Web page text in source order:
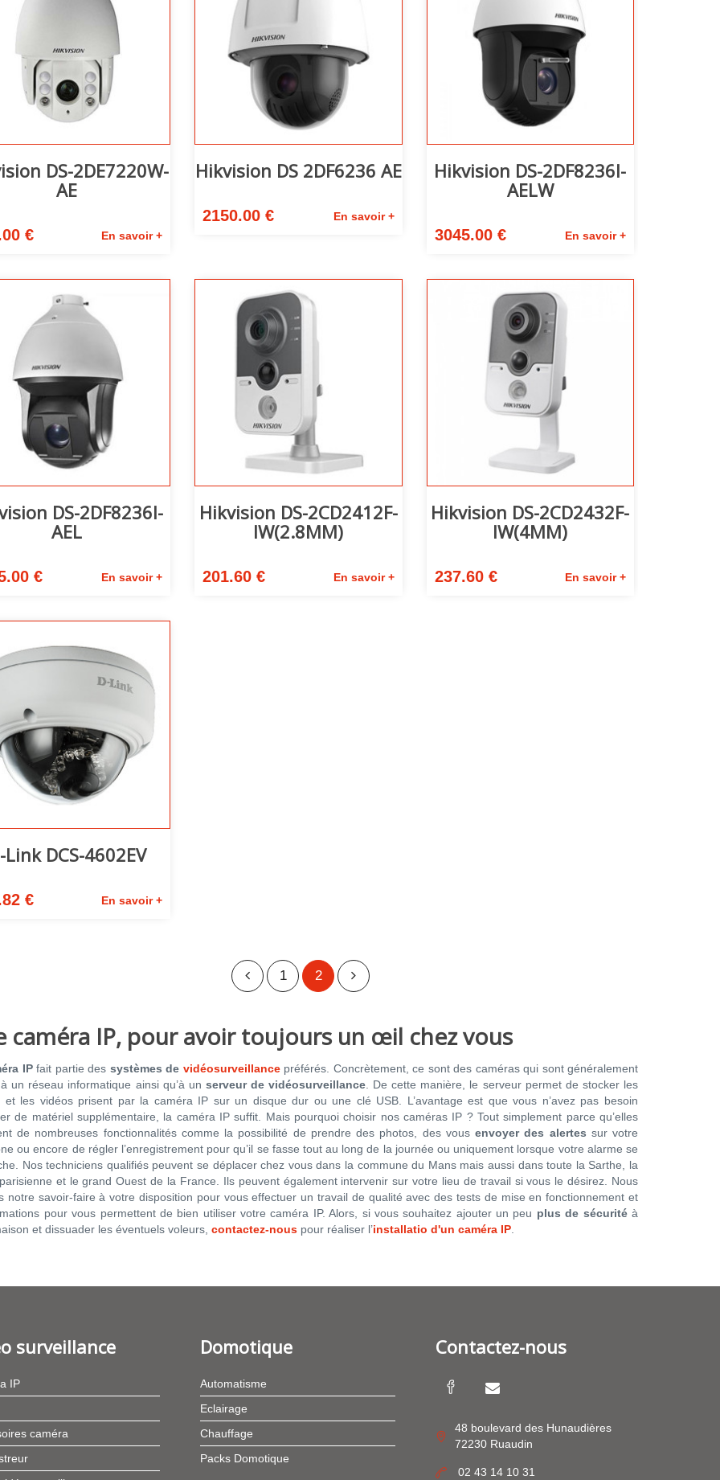
DS-2DE7220W-
AE
€ En savoir +
Hikvision DS 2DF6236 AE
2150.00 € En savoir +
Hikvision DS-2DF8236I-
AELW
3045.00 € En savoir +
DS-2DF8236I-
AEL
€ En savoir +
Hikvision DS-2CD2412F-
IW(2.8MM)
201.60 € En savoir +
Hikvision DS-2CD2432F-
IW(4MM)
237.60 € En savoir +
Link DCS-4602EV
€ En savoir +
1 2
caméra IP, pour avoir toujours un œil chez vous
IPfait partie des systèmes de vidéosurveillancepréférés. Concrètement, ce sont des caméras qui sont généralement
un réseau informatique ainsi qu’à un serveur de vidéosurveillance . De cette manière, le serveur permet de stocker les
et les vidéos prisent par la caméra IP sur un disque dur ou une clé USB. L’avantage est que vous n’avez pas besoin
de matériel supplémentaire, la caméra IP suffit. Mais pourquoi choisir nos caméras IP ? Tout simplement parce qu’elles
de nombreuses fonctionnalités comme la possibilité de prendre des photos, des vousenvoyer des alertes sur votre
ou encore de régler l’enregistrement pour qu’il se fasse tout au long de la journée ou uniquement lorsque votre alarme se
Nos techniciens qualifiés peuvent se déplacer chez vous dans la commune du Mans mais aussi dans toute la Sarthe, la
et le grand Ouest de la France. Ils peuvent également intervenir sur votre lieu de travail si vous le désirez. Nous
notre savoir-faire à votre disposition pour vous effectuer un travail de qualité avec des tests de mise en fonctionnement et
pour vous permettent de bien utiliser votre caméra IP. Alors, si vous souhaitez ajouter un peu plus de sécuritéà
et dissuader les éventuels voleurs, contactez-nous pour réaliser l’installatio d'un caméra IP
surveillance
IP
caméra
Domotique
Automatisme
Eclairage
Chauffage
Packs Domotique
Contactez-nous
48 boulevard des Hunaudières
72230 Ruaudin
02 43 14 10 31